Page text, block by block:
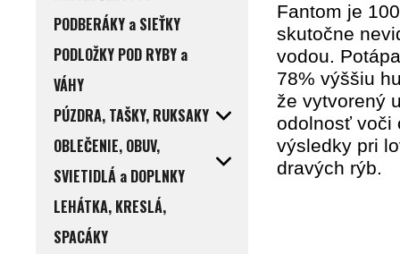
PODBERÁKY a SIEŤKY
PODLOŽKY POD RYBY a
VÁHY
PÚZDRA, TAŠKY, RUKSAKY
OBLEČENIE, OBUV,
SVIETIDLÁ a DOPLNKY
LEHÁTKA, KRESLÁ,
SPACÁKY
Fantom je
skutočne
vodou.
78% výššiu
že vytvorený
odolnosť voči
výsledky pri
dravých rýb.